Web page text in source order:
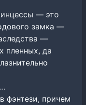
— это
замка —
—
пленных, да
фэнтези, причем